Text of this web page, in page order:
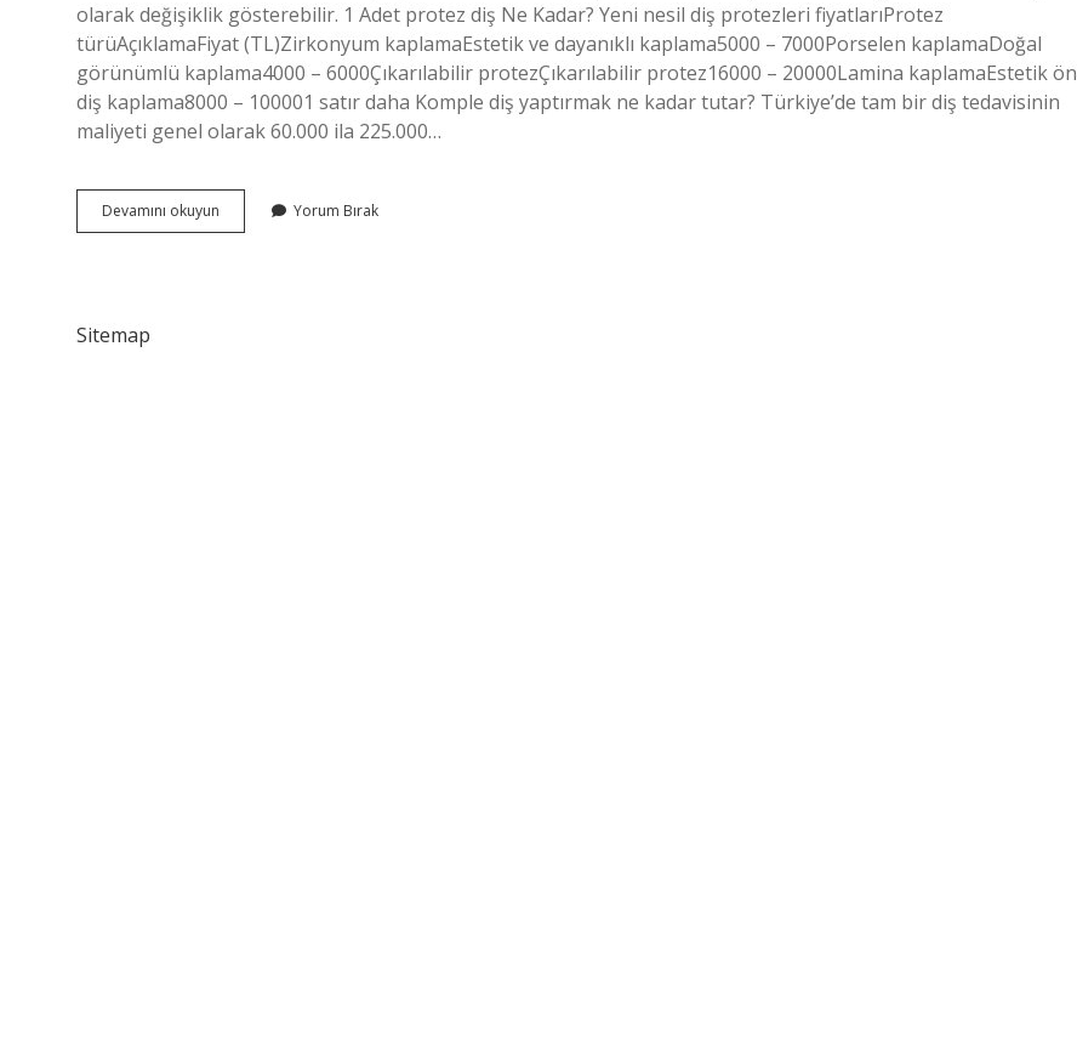
olarak değişiklik gösterebilir. 1 Adet protez diş Ne Kadar? Yeni nesil diş protezleri fiyatlarıProtez
türüAçıklamaFiyat (TL)Zirkonyum kaplamaEstetik ve dayanıklı kaplama5000 – 7000Porselen kaplamaDoğal
görünümlü kaplama4000 – 6000Çıkarılabilir protezÇıkarılabilir protez16000 – 20000Lamina kaplamaEstetik ön
diş kaplama8000 – 100001 satır daha Komple diş yaptırmak ne kadar tutar? Türkiye’de tam bir diş tedavisinin
maliyeti genel olarak 60.000 ila 225.000…
Devamını okuyun
Diş
Yorum Bırak
Sitemap